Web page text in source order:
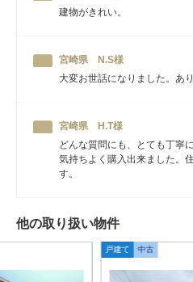
建物がきれい。
宮崎県 N.S様
大変お世話になりました。あ
宮崎県 H.T様
どんな質問にも、とても丁寧
気持ちよく購入出来ました。
す。
他の取り扱い物件
戸建て 中古